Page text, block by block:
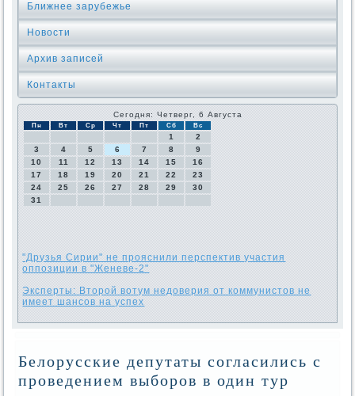
Ближнее зарубежье
Новости
Архив записей
Контакты
Сегодня: Четверг, 6 Августа
Пн Вт Ср Чт Пт Сб Вс
1
2
3
4 5 6 7 8
9
10
11 12 13 14 15
16
17
18 19 20 21 22
23
24
25 26 27 28 29
30
31
"Друзья Сирии" не прояснили перспектив участия
оппозиции в "Женеве-2"
Эксперты: Второй вотум недоверия от коммунистов не
имеет шансов на успех
Белорусские депутаты согласились с
проведением выборов в один тур